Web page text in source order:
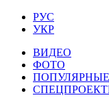
РУС
УКР
ВИДЕО
ФОТО
ПОПУЛЯРНЫЕ